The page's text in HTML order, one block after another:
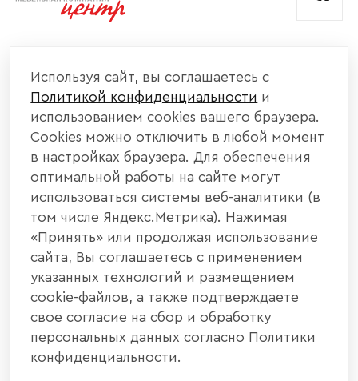
КАТАЛОГ МЕБЕЛИ
ИНФОРМАЦИЯ
НАШИ КОНТАКТЫ
+7 800 700 20 58
440004, г. Пенза, ул. Рябова, д. 31
info@interier-center.ru
Используя сайт, вы соглашаетесь с
Политикой конфиденциальности и
использованием cookies вашего браузера.
Cookies можно отключить в любой момент
в настройках браузера. Для обеспечения
оптимальной работы на сайте могут
использоваться системы веб-аналитики (в
том числе Яндекс.Метрика). Нажимая
«Принять» или продолжая использование
сайта, Вы соглашаетесь с применением
указанных технологий и размещением
cookie-файлов, а также подтверждаете
свое согласие на сбор и обработку
персональных данных согласно Политики
конфиденциальности.